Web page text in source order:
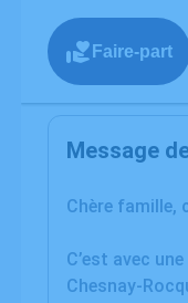
Faire-part
Message
Chère famille,
C’est avec
Chesnay-